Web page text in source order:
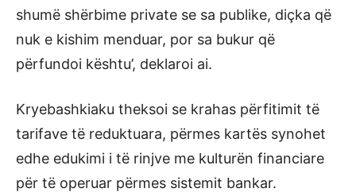
shumë shërbime private se sa publike, diçka që
nuk e kishim menduar, por sa bukur që
përfundoi kështu’, deklaroi ai.
Kryebashkiaku theksoi se krahas përfitimit të
tarifave të reduktuara, përmes kartës synohet
edhe edukimi i të rinjve me kulturën financiare
për të operuar përmes sistemit bankar.